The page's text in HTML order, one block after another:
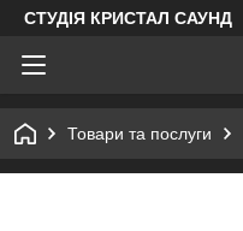
СТУДІЯ КРИСТАЛ САУНД
Товари та послуги